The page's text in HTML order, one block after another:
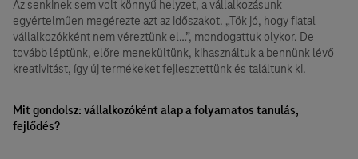
Az senkinek sem volt könnyű helyzet, a vállalkozásunk
egyértelműen megérezte azt az időszakot. „Tök jó, hogy fiatal
vállalkozókként nem véreztünk el…”, mondogattuk olykor. De
tovább léptünk, előre menekültünk, kihasználtuk a bennünk lévő
kreativitást, így új termékeket fejlesztettünk és találtunk ki.
Mit gondolsz: vállalkozóként alap a folyamatos tanulás,
fejlődés?